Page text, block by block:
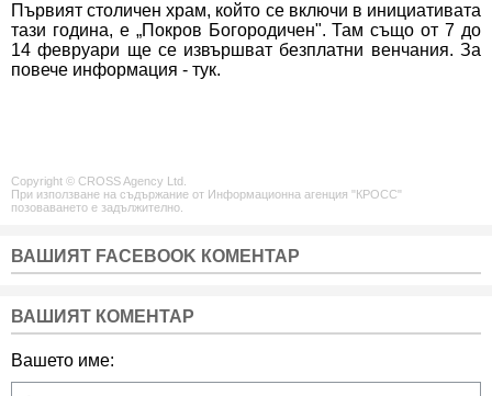
Първият столичен храм, който се включи в инициативата
тази година, е „Покров Богородичен". Там също от 7 до
14 февруари ще се извършват безплатни венчания. За
повече информация - тук.
Copyright © CROSS Agency Ltd.
При използване на съдържание от Информационна агенция "КРОСС"
позоваването е задължително.
ВАШИЯТ FACEBOOK КОМЕНТАР
ВАШИЯТ КОМЕНТАР
Вашето име: